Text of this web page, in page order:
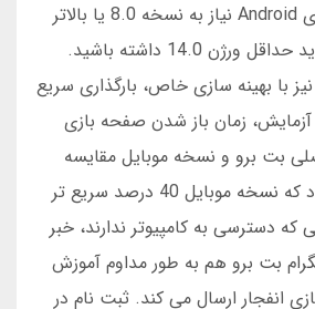
اپلیکیشن بت برو برای Android نیاز به نسخه 8.0 یا بالاتر
دارد. برای iOS هم باید حداقل ورژن 14.0 داشته باشید.
با بهینه سازی خاص، بارگذاری سریع
زمان باز شدن صفحه بازی
بت برو و نسخه موبایل مقایسه
کردم. نتیجه نشان داد که نسخه موبایل 40 درصد سریع تر
دسترسی به کامپیوتر ندارند، خبر
بت برو هم به طور مداوم آموزش
انفجار ارسال می کند. ثبت نام در